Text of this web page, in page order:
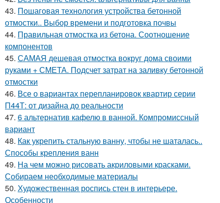
43. Пошаговая технология устройства бетонной
отмостки.. Выбор времени и подготовка почвы
44. Правильная отмостка из бетона. Соотношение
компонентов
45. САМАЯ дешевая отмостка вокруг дома своими
руками + СМЕТА. Подсчет затрат на заливку бетонной
отмостки
46. Все о вариантах перепланировок квартир серии
П44Т: от дизайна до реальности
47. 6 альтернатив кафелю в ванной. Компромиссный
вариант
48. Как укрепить стальную ванну, чтобы не шаталась..
Способы крепления ванн
49. На чем можно рисовать акриловыми красками.
Собираем необходимые материалы
50. Художественная роспись стен в интерьере.
Особенности